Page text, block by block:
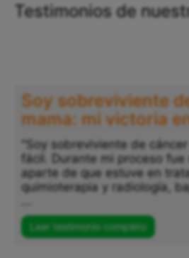
Testimonios de
Soy sobreviviente
mama: mi victoria
"Soy sobreviviente de
fácil. Durante mi proceso
aparte de que estuve en
quimioterapia y radiología,
Leer testimonio completo